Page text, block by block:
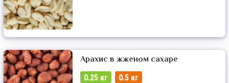
Арахис в жженом сахаре
0.25 кг 0.5 кг